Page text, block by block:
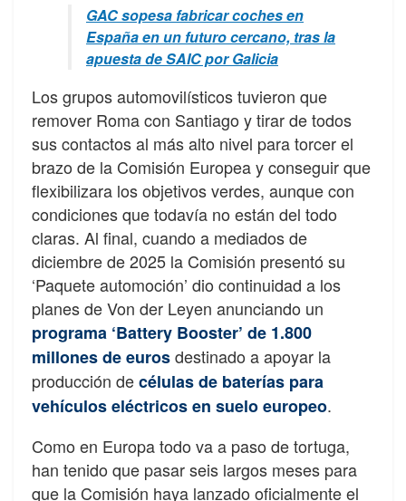
GAC sopesa fabricar coches en
España en un futuro cercano, tras la
apuesta de SAIC por Galicia
Los grupos automovilísticos tuvieron que
remover Roma con Santiago y tirar de todos
sus contactos al más alto nivel para torcer el
brazo de la Comisión Europea y conseguir que
flexibilizara los objetivos verdes, aunque con
condiciones que todavía no están del todo
claras. Al final, cuando a mediados de
diciembre de 2025 la Comisión presentó su
‘Paquete automoción’ dio continuidad a los
planes de Von der Leyen anunciando un
programa ‘Battery Booster’ de 1.800
millones de eurosdestinado a apoyar la
producción decélulas de baterías para
vehículos eléctricos en suelo europeo.
Como en Europa todo va a paso de tortuga,
han tenido que pasar seis largos meses para
que la Comisión haya lanzado oficialmente el